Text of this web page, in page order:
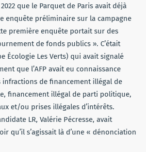
que le Parquet de Paris avait déjà
enquête préliminaire sur la campagne
première enquête portait sur des
de fonds publics ». C’était
Écologie Les Verts) qui avait signalé
que l’AFP avait eu connaissance
infractions de financement illégal de
financement illégal de parti politique,
et/ou prises illégales d’intérêts.
LR, Valérie Pécresse, avait
qu’il s’agissait là d’une « dénonciation